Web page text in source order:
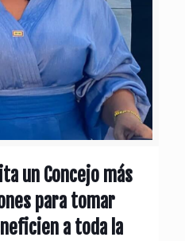
un Concejo más
para tomar
a toda la